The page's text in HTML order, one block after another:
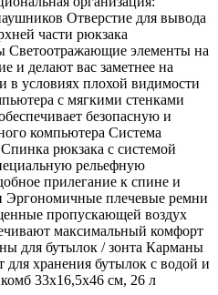
Отверстие для вывода
части рюкзака
Светоотражающие элементы на
и делают вас заметнее на
в условиях плохой видимости
с мягкими стенками
безопасную и
компьютера Система
рюкзака с системой
рельефную
прилегание к спине и
плечевые ремни
пропускающей воздух
максимальный комфорт
для бутылок / зонта Карманы
для хранения бутылок с водой и
33x16,5x46 см, 26 л